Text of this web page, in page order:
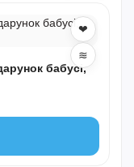
❤
≋
бабусі,